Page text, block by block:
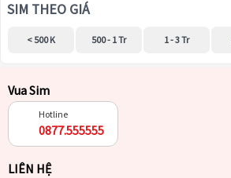
SIM THEO GIÁ
< 500 K 500 - 1 Tr 1 - 3 Tr
Vua Sim
Hotline
0877.555555
LIÊN HỆ